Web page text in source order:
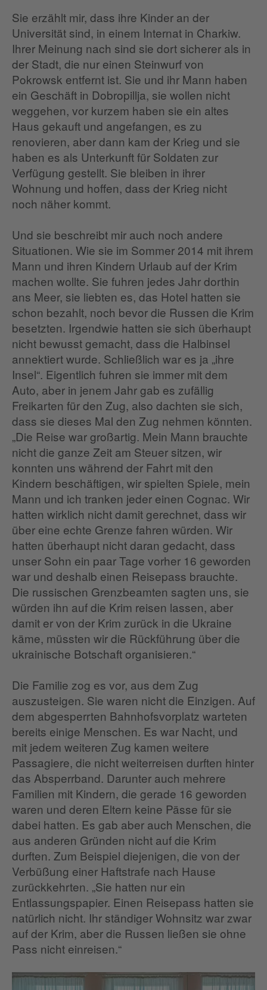
Sie erzählt mir, dass ihre Kinder an der
Universität sind, in einem Internat in Charkiw.
Ihrer Meinung nach sind sie dort sicherer als in
der Stadt, die nur einen Steinwurf von
Pokrowsk entfernt ist. Sie und ihr Mann haben
ein Geschäft in Dobropillja, sie wollen nicht
weggehen, vor kurzem haben sie ein altes
Haus gekauft und angefangen, es zu
renovieren, aber dann kam der Krieg und sie
haben es als Unterkunft für Soldaten zur
Verfügung gestellt. Sie bleiben in ihrer
Wohnung und hoffen, dass der Krieg nicht
noch näher kommt.
Und sie beschreibt mir auch noch andere
Situationen. Wie sie im Sommer 2014 mit ihrem
Mann und ihren Kindern Urlaub auf der Krim
machen wollte. Sie fuhren jedes Jahr dorthin
ans Meer, sie liebten es, das Hotel hatten sie
schon bezahlt, noch bevor die Russen die Krim
besetzten. Irgendwie hatten sie sich überhaupt
nicht bewusst gemacht, dass die Halbinsel
annektiert wurde. Schließlich war es ja „ihre
Insel“. Eigentlich fuhren sie immer mit dem
Auto, aber in jenem Jahr gab es zufällig
Freikarten für den Zug, also dachten sie sich,
dass sie dieses Mal den Zug nehmen könnten.
„Die Reise war großartig. Mein Mann brauchte
nicht die ganze Zeit am Steuer sitzen, wir
konnten uns während der Fahrt mit den
Kindern beschäftigen, wir spielten Spiele, mein
Mann und ich tranken jeder einen Cognac. Wir
hatten wirklich nicht damit gerechnet, dass wir
über eine echte Grenze fahren würden. Wir
hatten überhaupt nicht daran gedacht, dass
unser Sohn ein paar Tage vorher 16 geworden
war und deshalb einen Reisepass brauchte.
Die russischen Grenzbeamten sagten uns, sie
würden ihn auf die Krim reisen lassen, aber
damit er von der Krim zurück in die Ukraine
käme, müssten wir die Rückführung über die
ukrainische Botschaft organisieren.“
Die Familie zog es vor, aus dem Zug
auszusteigen. Sie waren nicht die Einzigen. Auf
dem abgesperrten Bahnhofsvorplatz warteten
bereits einige Menschen. Es war Nacht, und
mit jedem weiteren Zug kamen weitere
Passagiere, die nicht weiterreisen durften hinter
das Absperrband. Darunter auch mehrere
Familien mit Kindern, die gerade 16 geworden
waren und deren Eltern keine Pässe für sie
dabei hatten. Es gab aber auch Menschen, die
aus anderen Gründen nicht auf die Krim
durften. Zum Beispiel diejenigen, die von der
Verbüßung einer Haftstrafe nach Hause
zurückkehrten. „Sie hatten nur ein
Entlassungspapier. Einen Reisepass hatten sie
natürlich nicht. Ihr ständiger Wohnsitz war zwar
auf der Krim, aber die Russen ließen sie ohne
Pass nicht einreisen.“